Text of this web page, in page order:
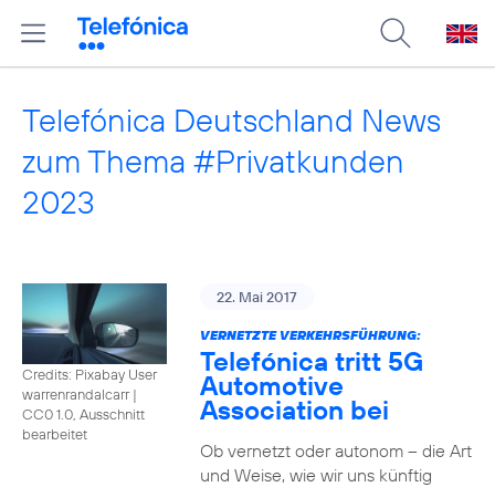
Telefónica Deutschland News
zum Thema #Privatkunden
2023
Credits: Pixabay User
warrenrandalcarr|
CC0 1.0, Ausschnitt
bearbeitet
22. Mai 2017
VERNETZTE VERKEHRSFÜHRUNG:
Telefónica tritt 5G
Automotive
Association bei
Ob vernetzt oder autonom – die Art
und Weise, wie wir uns künftig